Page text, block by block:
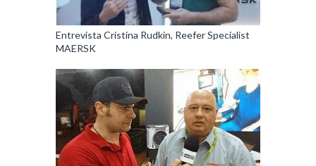
Entrevista Cristina Rudkin, Reefer Specialist
MAERSK